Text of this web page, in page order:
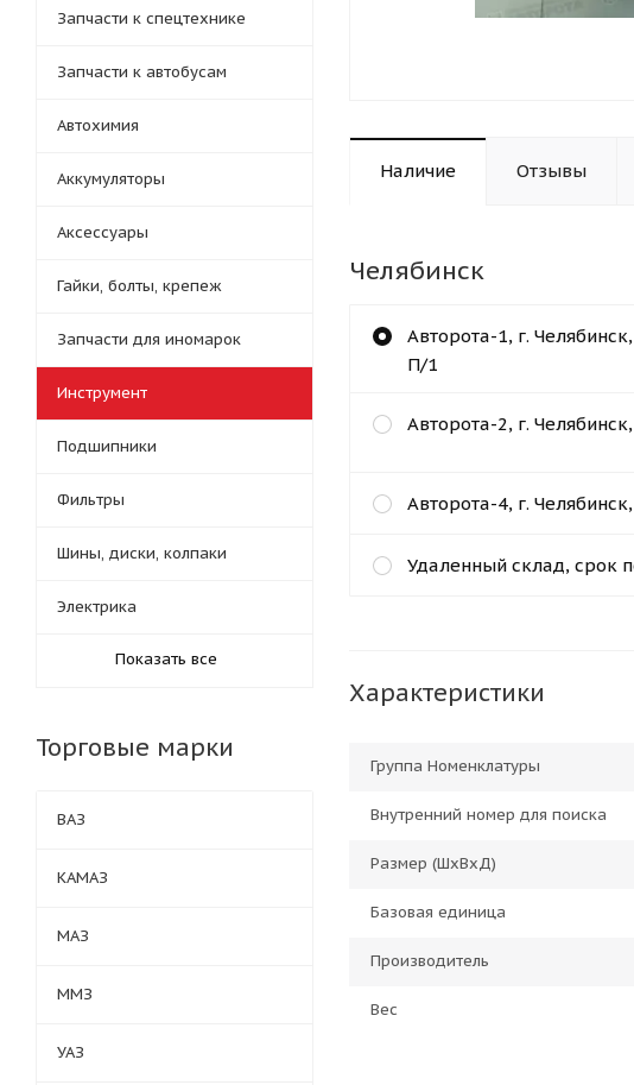
Наличие Отзывы
Челябинск
Авторота-1, г.
П/1
Авторота-2, г.
Авторота-4, г.
Удаленный склад, срок
Характеристики
Группа Номенклатуры
Внутренний номер для поиска
Размер (ШхВхД)
Базовая единица
Производитель
Вес
Запчасти к спецтехнике
Запчасти к автобусам
Автохимия
Аккумуляторы
Аксессуары
Гайки, болты, крепеж
Запчасти для иномарок
Инструмент
Подшипники
Фильтры
Шины, диски, колпаки
Электрика
Показать все
Торговые марки
ВАЗ
КАМАЗ
МАЗ
ММЗ
УАЗ